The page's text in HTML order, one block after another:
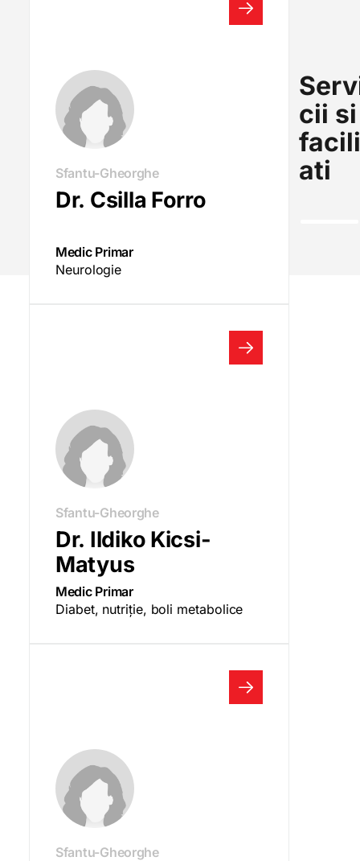
Sfantu-Gheorghe
Dr. Csilla Forro
Medic Primar
Neurologie
Sfantu-Gheorghe
Dr. Ildiko Kicsi-
Matyus
Medic Primar
Diabet, nutriție, boli metabolice
Sfantu-Gheorghe
cii si
ati